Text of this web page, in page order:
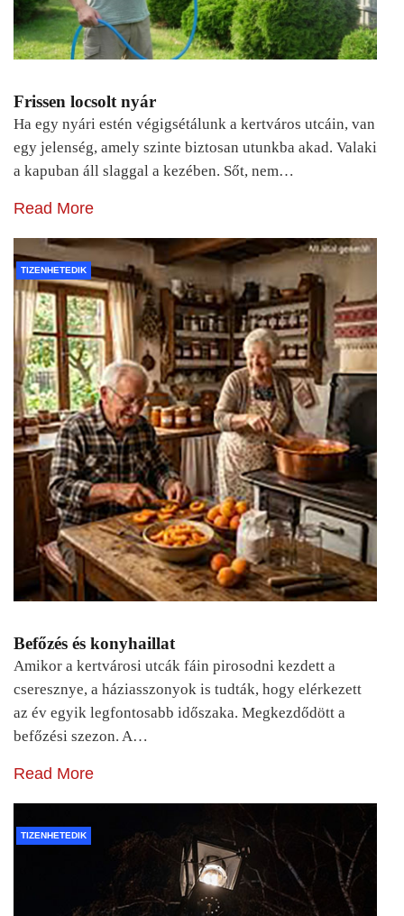
Frissen locsolt nyár
Ha egy nyári estén végigsétálunk a kertváros utcáin, van
egy jelenség, amely szinte biztosan utunkba akad. Valaki
a kapuban áll slaggal a kezében. Sőt, nem…
Read More
TIZENHETEDIK
Befőzés és konyhaillat
Amikor a kertvárosi utcák fáin pirosodni kezdett a
cseresznye, a háziasszonyok is tudták, hogy elérkezett
az év egyik legfontosabb időszaka. Megkezdődött a
befőzési szezon. A…
Read More
TIZENHETEDIK